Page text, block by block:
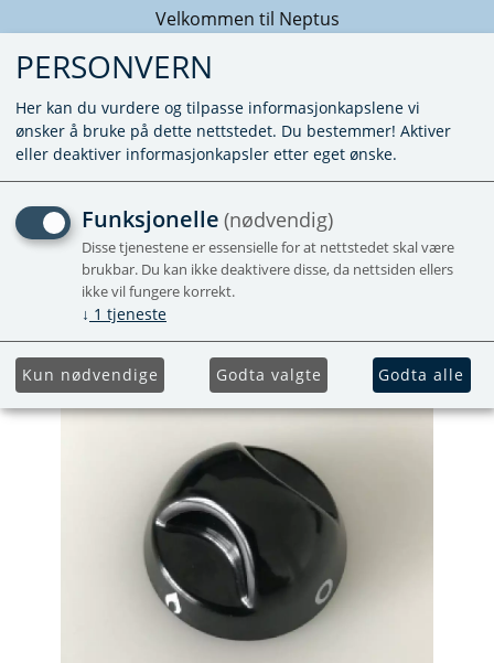
Velkommen til Neptus
KNAPP BETJENING
Se 20280-SSPA0918.BK
PERSONVERN
Her kan du vurdere og tilpasse informasjonkapslene vi
ønsker å bruke på dette nettstedet. Du bestemmer! Aktiver
eller deaktiver informasjonkapsler etter eget ønske.
Funksjonelle (nødvendig)
Disse tjenestene er essensielle for at nettstedet skal være
brukbar. Du kan ikke deaktivere disse, da nettsiden ellers
ikke vil fungere korrekt.
↓ 1 tjeneste
Kun nødvendige Godta valgte Godta alle